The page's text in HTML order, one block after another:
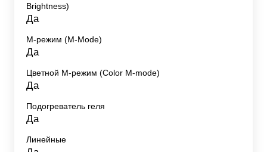
Brightness)
Да
M-режим (M-Mode)
Да
Цветной M-режим (Color M-mode)
Да
Подогреватель геля
Да
Линейные